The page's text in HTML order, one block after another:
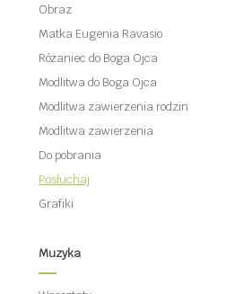
Obraz
Matka Eugenia Ravasio
Różaniec do Boga Ojca
Modlitwa do Boga Ojca
Modlitwa zawierzenia rodzin
Modlitwa zawierzenia
Do pobrania
Posłuchaj
Grafiki
Muzyka